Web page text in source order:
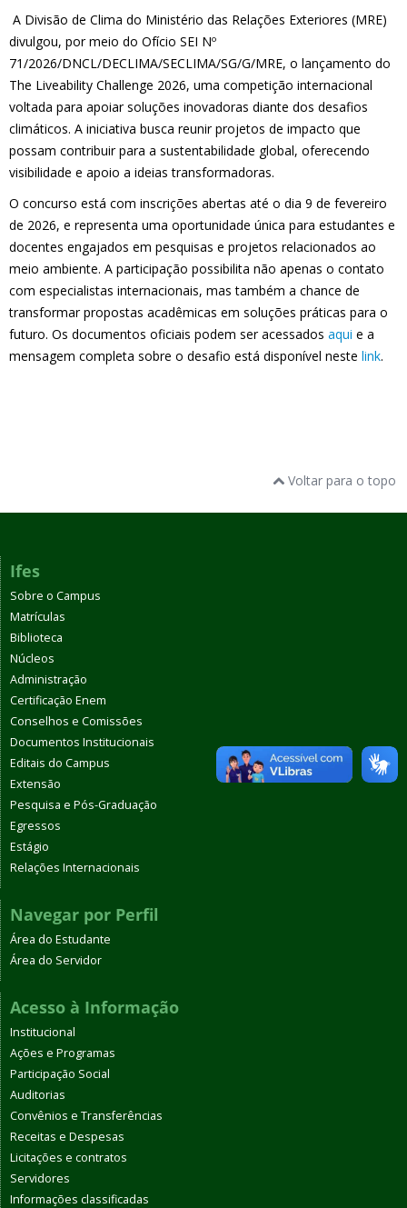
A Divisão de Clima do Ministério das Relações Exteriores (MRE)
divulgou, por meio do Ofício SEI Nº
71/2026/DNCL/DECLIMA/SECLIMA/SG/G/MRE, o lançamento do
The Liveability Challenge 2026, uma competição internacional
voltada para apoiar soluções inovadoras diante dos desafios
climáticos. A iniciativa busca reunir projetos de impacto que
possam contribuir para a sustentabilidade global, oferecendo
visibilidade e apoio a ideias transformadoras.
O concurso está com inscrições abertas até o dia 9 de fevereiro
de 2026, e representa uma oportunidade única para estudantes e
docentes engajados em pesquisas e projetos relacionados ao
meio ambiente. A participação possibilita não apenas o contato
com especialistas internacionais, mas também a chance de
transformar propostas acadêmicas em soluções práticas para o
futuro. Os documentos oficiais podem ser acessados aqui e a
mensagem completa sobre o desafio está disponível neste link.
Voltar para o topo
Ifes
Sobre o Campus
Matrículas
Biblioteca
Núcleos
Administração
Certificação Enem
Conselhos e Comissões
Documentos Institucionais
Editais do Campus
Extensão
Pesquisa e Pós-Graduação
Egressos
Estágio
Relações Internacionais
Navegar por Perfil
Área do Estudante
Área do Servidor
Acesso à Informação
Institucional
Ações e Programas
Participação Social
Auditorias
Convênios e Transferências
Receitas e Despesas
Licitações e contratos
Servidores
Informações classificadas